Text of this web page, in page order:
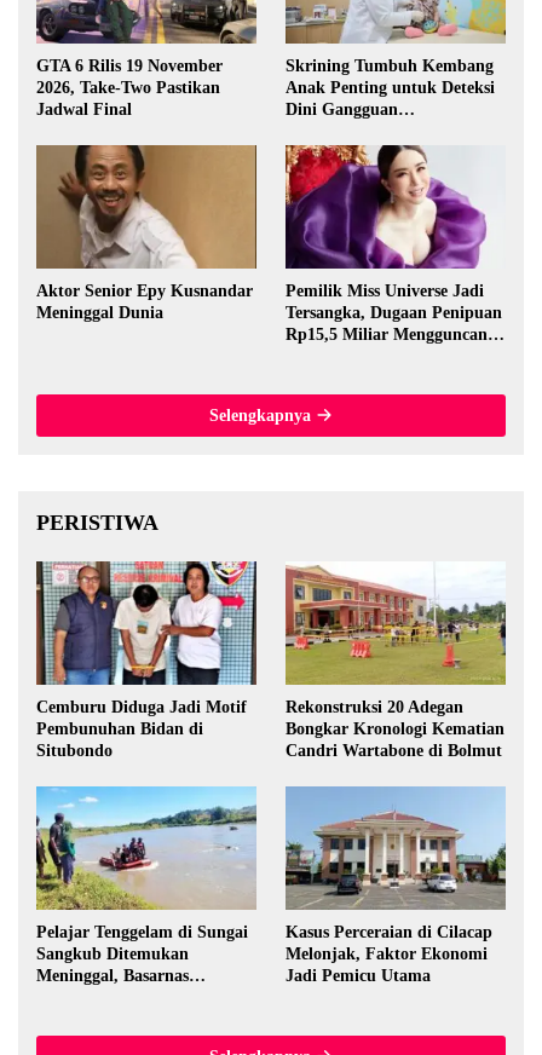
GTA 6 Rilis 19 November
2026, Take-Two Pastikan
Jadwal Final
Skrining Tumbuh Kembang
Anak Penting untuk Deteksi
Dini Gangguan
Aktor Senior Epy Kusnandar
Meninggal Dunia
Pemilik Miss Universe Jadi
Tersangka, Dugaan Penipuan
Rp15,5 Miliar Mengguncang
Selengkapnya
PERISTIWA
Cemburu Diduga Jadi Motif
Pembunuhan Bidan di
Situbondo
Rekonstruksi 20 Adegan
Bongkar Kronologi Kematian
Candri Wartabone di Bolmut
Pelajar Tenggelam di Sungai
Sangkub Ditemukan
Meninggal, Basarnas
Kasus Perceraian di Cilacap
Melonjak, Faktor Ekonomi
Jadi Pemicu Utama